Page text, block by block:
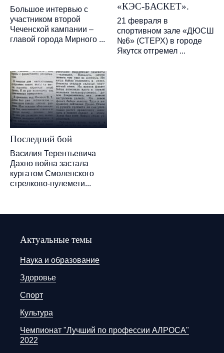
Большое интервью с
участником второй
Чеченской кампании –
главой города Мирного ...
«КЭС-БАСКЕТ».
21 февраля в
спортивном зале «ДЮСШ
№6» (СТЕРХ) в городе
Якутск отгремел ...
Последний бой
Василия Терентьевича
Дахно война застала
кургатом Смоленского
стрелково-пулемети...
Актуальные темы
Наука и образование
Здоровье
Спорт
Культура
Чемпионат "Лучший по профессии АЛРОСА"
2022